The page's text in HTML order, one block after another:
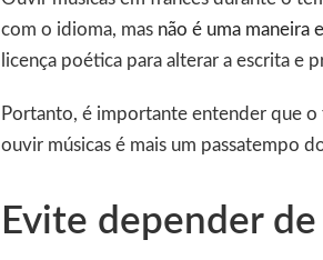
com o idioma, mas não é uma maneira
licença poética para alterar a escrita e
Portanto, é importante entender que
ouvir músicas é mais um passatempo
Evite depender